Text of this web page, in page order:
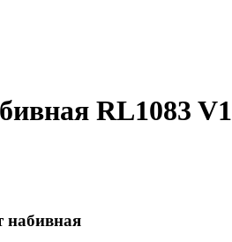
RL1083 V1
набивная